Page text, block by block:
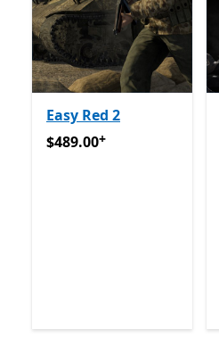
Easy Red 2
$489.00अॅप खरेदीमधले ऑफर्स
$489.00+